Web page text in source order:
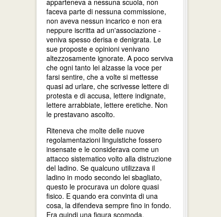
apparteneva a nessuna scuola, non
faceva parte di nessuna commissione,
non aveva nessun incarico e non era
neppure iscritta ad un'associazione -
veniva spesso derisa e denigrata. Le
sue proposte e opinioni venivano
altezzosamente ignorate. A poco serviva
che ogni tanto lei alzasse la voce per
farsi sentire, che a volte si mettesse
quasi ad urlare, che scrivesse lettere di
protesta e di accusa, lettere indignate,
lettere arrabbiate, lettere eretiche. Non
le prestavano ascolto.
Riteneva che molte delle nuove
regolamentazioni linguistiche fossero
insensate e le considerava come un
attacco sistematico volto alla distruzione
del ladino. Se qualcuno utilizzava il
ladino in modo secondo lei sbagliato,
questo le procurava un dolore quasi
fisico. E quando era convinta di una
cosa, la difendeva sempre fino in fondo.
Era quindi una figura scomoda,